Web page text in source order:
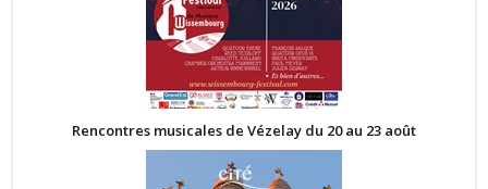
Rencontres musicales de Vézelay du 20 au 23 août